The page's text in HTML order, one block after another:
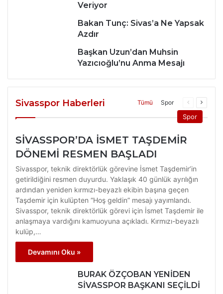
Veriyor
Bakan Tunç: Sivas’a Ne Yapsak
Azdır
Başkan Uzun’dan Muhsin
Yazıcıoğlu’nu Anma Mesajı
Sivasspor Haberleri Tümü Spor
Önceki
sayfa
Sonraki
sayfa
Spor
SİVASSPOR’DA İSMET TAŞDEMİR
DÖNEMİ RESMEN BAŞLADI
Sivasspor, teknik direktörlük görevine İsmet Taşdemir’in
getirildiğini resmen duyurdu. Yaklaşık 40 günlük ayrılığın
ardından yeniden kırmızı-beyazlı ekibin başına geçen
Taşdemir için kulüpten “Hoş geldin” mesajı yayımlandı.
Sivasspor, teknik direktörlük görevi için İsmet Taşdemir ile
anlaşmaya vardığını kamuoyuna açıkladı. Kırmızı-beyazlı
kulüp,…
Devamını Oku »
BURAK ÖZÇOBAN YENİDEN
SİVASSPOR BAŞKANI SEÇİLDİ